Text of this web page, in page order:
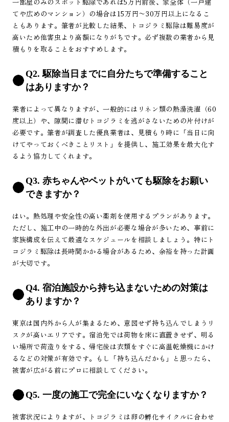
てや広めのマンション）の場合は15万円〜30万円以上になるこ
ともあります。筆者が比較した結果、トコジラミ駆除は難易度が
高いため他害虫より高額になりがちです。必ず複数の業者から見
積もりを取ることをおすすめします。
Q2. 駆除当日までに自分たちで準備すること
はありますか？
業者によって異なりますが、一般的にはリネン類の熱湯洗濯（60
度以上）や、隙間に潜むトコジラミを逃がさないための片付けが
必要です。筆者が調査した優良業者は、見積もり時に「当日に向
けてやっておくべきことリスト」を提供し、施工効果を最大化す
るよう協力してくれます。
Q3. 赤ちゃんやペットがいても駆除をお願い
できますか？
はい。熱処理や安全性の高い薬剤を使用するプランがあります。
ただし、施工中の一時的な外出が必要な場合が多いため、事前に
家族構成を伝えて最適なスケジュールを相談しましょう。特にト
コジラミ駆除は長時間かかる場合があるため、余裕を持った計画
が大切です。
Q4. 宿泊施設から持ち込まないための対策は
ありますか？
東京は国内外から人が集まるため、意図せず持ち込んでしまうリ
スクが高いエリアです。宿泊先では荷物を床に直置きせず、明る
い場所で荷造りをする、帰宅後は衣類をすぐに高温乾燥機にかけ
るなどの対策が有効です。もし「持ち込んだかも」と思ったら、
被害が広がる前にプロに相談してください。
Q5. 一度の施工で完全にいなくなりますか？
被害状況によりますが、トコジラミは卵の孵化サイクルに合わせ